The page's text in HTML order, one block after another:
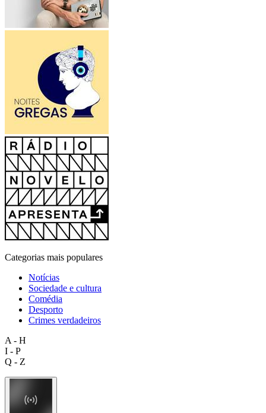
Categorias mais populares
Notícias
Sociedade e cultura
Comédia
Desporto
Crimes verdadeiros
A - H
I - P
Q - Z